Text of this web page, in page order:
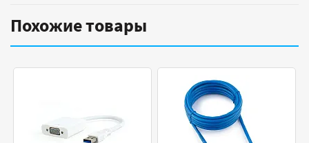
Похожие товары